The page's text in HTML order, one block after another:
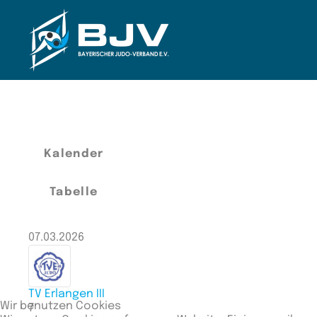
Zum Hauptinhalt springen
Kalender
Tabelle
07.03.2026
TV Erlangen III
7
Wir benutzen Cookies